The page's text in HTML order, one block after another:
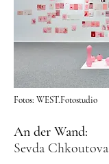
Fotos: WEST.Fotostudio
An der Wand:
Sevda Chkoutova